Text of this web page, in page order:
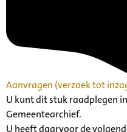
Aanvragen (verzoek tot
U kunt dit stuk raadplegen
Gemeentearchief.
U heeft daarvoor de